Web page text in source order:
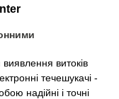
витоків
течешукачі -
надійні і точні